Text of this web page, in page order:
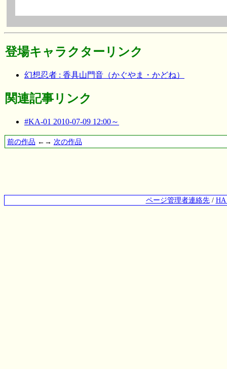
登場キャラクターリンク
幻想忍者 : 香具山門音（かぐやま・かどね）
関連記事リンク
#KA-01 2010-07-09 12:00～
前の作品 ←→ 次の作品
ページ管理者連絡先/ HA